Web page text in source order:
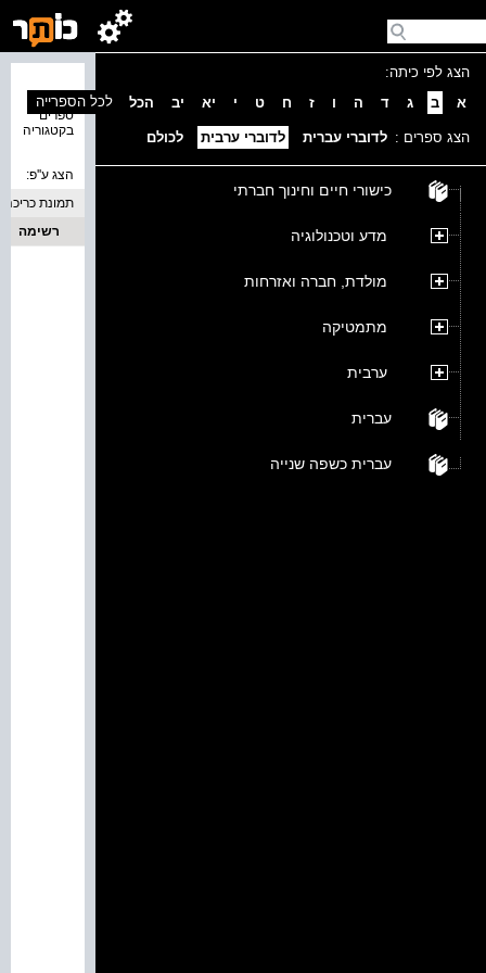
הצג לפי כיתה:
א
ב ג ד ה ו ז ח ט י יא יב הכל
הצג ספרים : לדוברי עברית לדוברי ערבית לכולם
כישורי חיים וחינוך חברתי
מדע וטכנולוגיה
מולדת, חברה ואזרחות
מתמטיקה
ערבית
עברית
עברית כשפה שנייה
ספרים
בקטגוריה
לכל הספרייה
הצג ע''פ:
תמונת כריכה
רשימה